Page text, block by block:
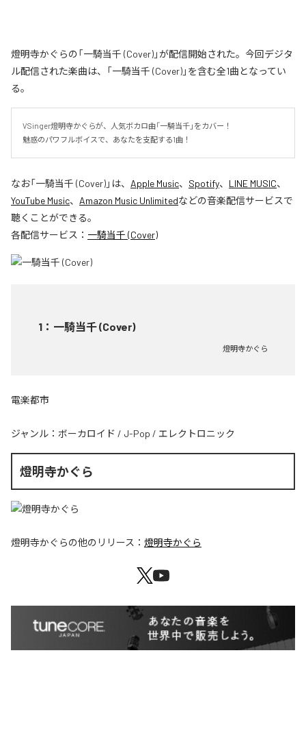
燈明寺かぐらの「一騎当千 (Cover)」が配信開始された。今回デジタ
ル配信された楽曲は、「一騎当千 (Cover)」を含む全1曲となってい
る。
VSinger燈明寺かぐらが、人気ボカロ曲「一騎当千」をカバー！
魅惑のパワフルボイスで、あなたを支配する1曲！
なお「一騎当千 (Cover)」は、 Apple Music、 Spotify、 LINE MUSIC、
YouTube Music、 Amazon Music Unlimitedなどの音楽配信サービスで
聴くことができる。
各配信サービス： 一騎当千 (Cover)
1 ： 一騎当千 (Cover)
燈明寺かぐら
電楽都市
ジャンル： ボーカロイド / J-Pop / エレクトロニック
燈明寺かぐら
燈明寺かぐらの他のリリース： 燈明寺かぐら